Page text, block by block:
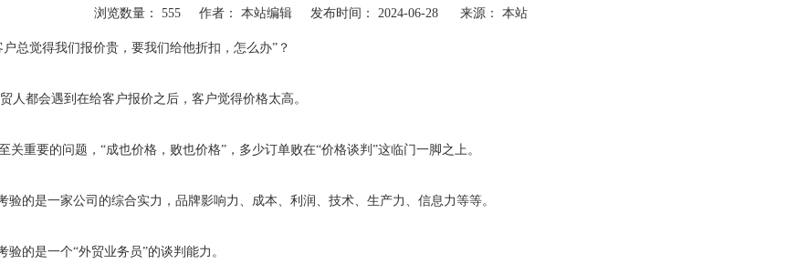
浏览数量： 555作者： 本站编辑 发布时间： 2024-06-28 来源： 本站
总觉得我们报价贵，要我们给他折扣，怎么办”？
人都会遇到在给客户报价之后，客户觉得价格太高。
关重要的问题，“成也价格，败也价格”，多少订单败在“价格谈判”这临门一脚之上。
验的是一家公司的综合实力，品牌影响力、成本、利润、技术、生产力、信息力等等。
验的是一个“外贸业务员”的谈判能力。